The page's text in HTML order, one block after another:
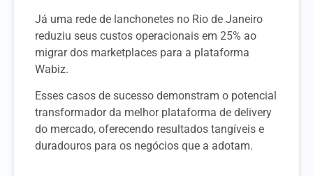
Já uma rede de lanchonetes no Rio de Janeiro
reduziu seus custos operacionais em 25% ao
migrar dos marketplaces para a plataforma
Wabiz.
Esses casos de sucesso demonstram o potencial
transformador da melhor plataforma de delivery
do mercado, oferecendo resultados tangíveis e
duradouros para os negócios que a adotam.